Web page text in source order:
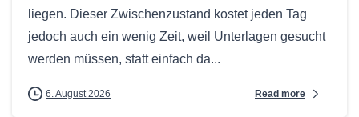
liegen. Dieser Zwischenzustand kostet jeden Tag
jedoch auch ein wenig Zeit, weil Unterlagen gesucht
werden müssen, statt einfach da...
6. August 2026 Read more